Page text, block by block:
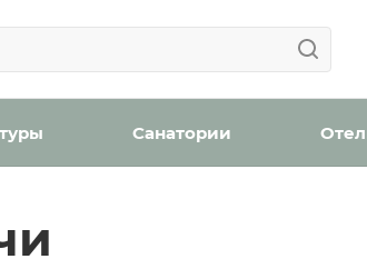
Санатории
время с вами свяжется менеджер
Мы уведомим вас, когда появятся